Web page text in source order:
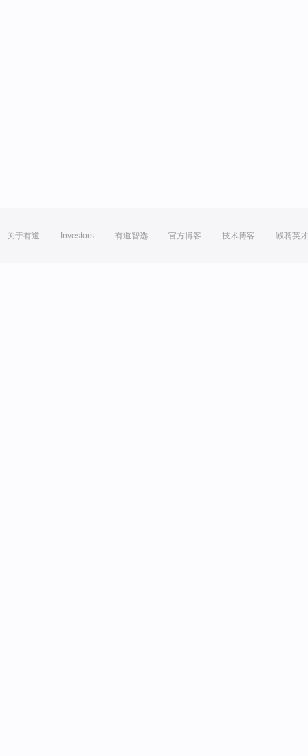
关于有道 Investors 有道智选 官方博客 技术博客 诚聘英才